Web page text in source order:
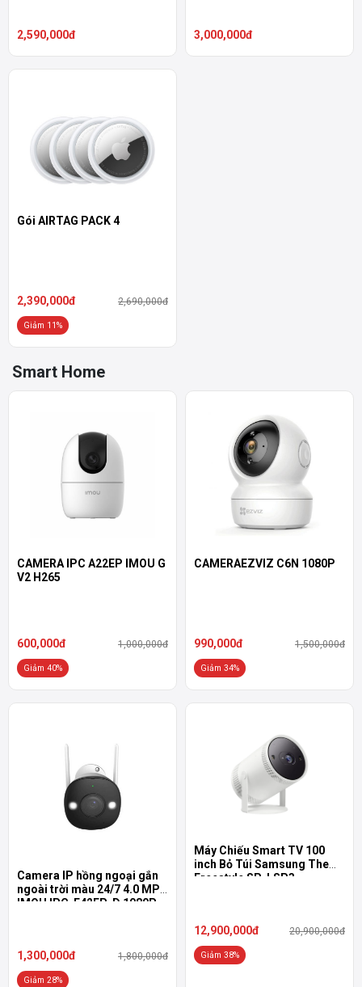
2,590,000đ 3,000,000đ
Gói AIRTAG PACK 4
2,390,000đ 2,690,000đ
Giảm 11%
Smart Home
CAMERA IPC A22EP IMOU G
V2 H265
600,000đ 1,000,000đ
Giảm 40%
CAMERAEZVIZ C6N 1080P
990,000đ 1,500,000đ
Giảm 34%
Camera IP hồng ngoại gắn
ngoài trời màu 24/7 4.0 MP
IMOU IPC-F42FP-D 1080P
1,300,000đ 1,800,000đ
Giảm 28%
Máy Chiếu Smart TV 100
inch Bỏ Túi Samsung The
Freestyle SP-LSP3
12,900,000đ 20,900,000đ
Giảm 38%